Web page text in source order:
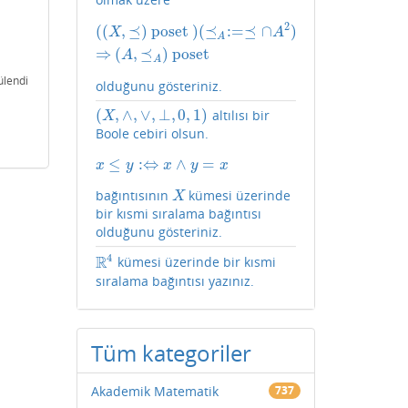
((X, ⪯) poset )(⪯A :=⪯ ∩A2)
⇒ (A, ⪯A) poset
((X,⪯) poset)(⪯A:=⪯ ∩ A2)⇒ A,⪯A)poset
olduğunu gösteriniz.
(X, ∧, ∨, ⊥,0, 1)
(X,∧, ∨,⊥,0, 1)
altılısı bir
Boole cebiri olsun.
x ≤ y :⇔ x ∧ y = x
x≤y:⇔ x∧y=x
bağıntısının X
X kümesi üzerinde
bir kısmi sıralama bağıntısı
olduğunu gösteriniz.
R4
R4 kümesi üzerinde bir kısmi
sıralama bağıntısı yazınız.
Tüm kategoriler
Akademik Matematik 737